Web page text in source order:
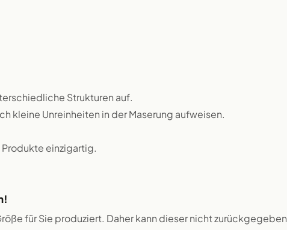
Strukturen auf.
kleine Unreinheiten in der Maserung aufweisen.
einzigartig.
für Sie produziert. Daher kann dieser nicht zurückgegeben